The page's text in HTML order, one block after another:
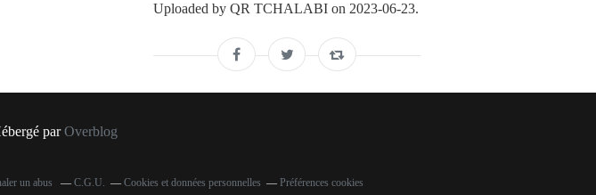
Uploaded by QR TCHALABI on 2023-06-23.
parOverblog
un abus C.G.U. Cookies et données personnelles Préférences cookies